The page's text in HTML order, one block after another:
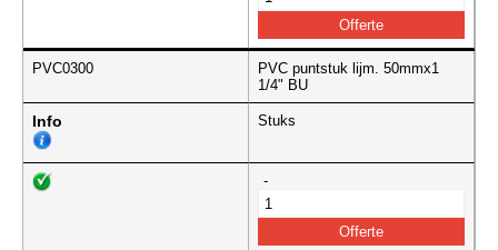
PVC0300
PVC puntstuk lijm. 50mmx1
1/4" BU
Info Stuks
-